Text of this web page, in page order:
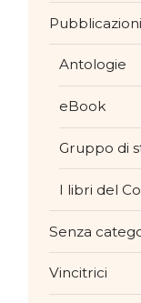
Pubblicazioni
Antologie
eBook
Gruppo di
I libri del
Senza
Vincitrici